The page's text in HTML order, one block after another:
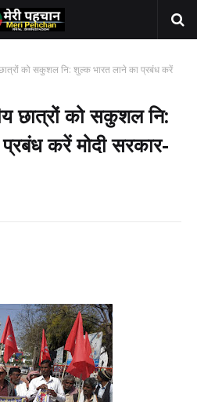
को सकुशल नि: शुल्क भारत लाने का प्रबंध करें
छात्रों को सकुशल नि:
करें मोदी सरकार-